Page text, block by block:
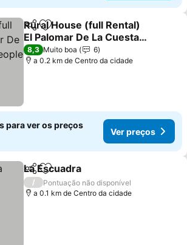
PartilharAdicionar aos favoritos
Rural House (full Rental)
El Palomar De La Cuesta
For 8 People
Ver preços
8,3 Muito boa
6
a 0.2 km de Centro da cidade
para ver os preços
Ver preços
PartilharAdicionar aos favoritos
La Escuadra
/
Pontuação não disponível
a 0.1 km de Centro da cidade